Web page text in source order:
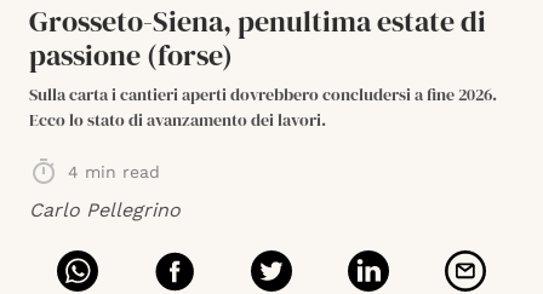
Grosseto-Siena, penultima estate di
passione (forse)
Sulla carta i cantieri aperti dovrebbero concludersi a fine 2026.
Ecco lo stato di avanzamento dei lavori.
4 min read
Carlo Pellegrino